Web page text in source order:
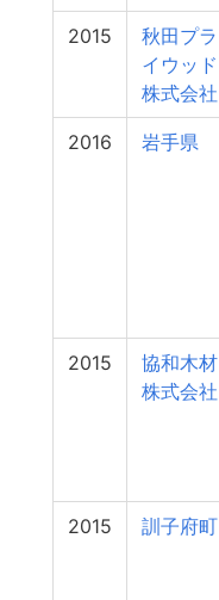
2015
秋田プラ
イウッド
株式会社
2016 岩手県
2015
協和木材
株式会社
2015 訓子府町